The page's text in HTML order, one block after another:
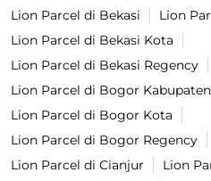
Lion Parcel di Bekasi
Lion
Lion Parcel di Bekasi Kota
Lion Parcel di Bekasi Regency
Lion Parcel di Bogor Kabupaten
Lion Parcel di Bogor Kota
Lion Parcel di Bogor Regency
Lion Parcel di Cianjur
Lion